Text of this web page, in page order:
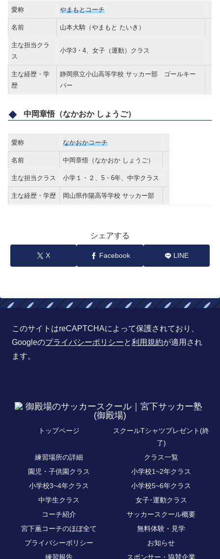
愛称 やまもとコーチ
名前 山本大騎（やまもと たいき）
主な担当クラ
ス
小学3・4、女子（運動）クラス
主な経歴・学
歴
静岡県立小山高等学校 サッカー部 ゴールキー
パー
中岡章悟（なかおか しょうご）
愛称 なかおかコーチ
名前 中岡章悟（なかおか しょうご）
主な担当クラス 小学１・２、5・6年、中学クラス
主な経歴・学歴 岡山県作陽高等学校 サッカー部
シェアする
X Facebook LINE
このサイトはreCAPTCHAによって保護されており、
Googleのプライバシーポリシーと利用規約が適用され
ます。
トップページ
スクールTシャツプレゼント(終
了)
練習場所の詳細
クラス一覧
園児・子供園クラス
小学校1~2年クラス
小学校3~4年クラス
小学校5~6年クラス
中学生クラス
女子･運動クラス
コーチ紹介
サッカースクール概要
宮下薫コーチのほぼ全て
無料体験・見学
プライバシーポリシー
お知らせ
練習報告
スポンサー・協賛企業